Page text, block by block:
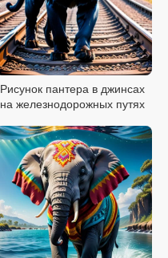
Рисунок пантера в джинсах
на железнодорожных путях